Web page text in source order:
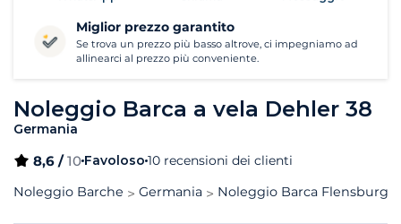
Noleggio Barca a vela Dehler 38
Germania
8,6 /10 Favoloso 10 recensioni dei clienti
Noleggio Barche
Germania Noleggio Barca Flensburgo
Miglior prezzo garantito
Se trova un prezzo più basso altrove, ci impegniamo ad
allinearci al prezzo più conveniente.